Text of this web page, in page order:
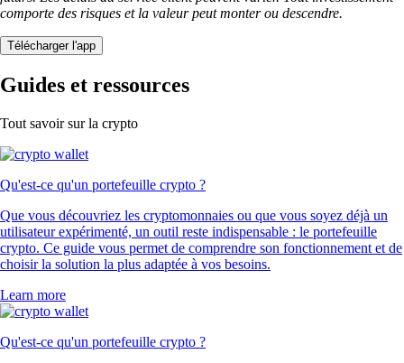
comporte des risques et la valeur peut monter ou descendre.
Télécharger l'app
Guides et ressources
Tout savoir sur la crypto
Qu'est-ce qu'un portefeuille crypto ?
Que vous découvriez les cryptomonnaies ou que vous soyez déjà un
utilisateur expérimenté, un outil reste indispensable : le portefeuille
crypto. Ce guide vous permet de comprendre son fonctionnement et de
choisir la solution la plus adaptée à vos besoins.
Learn more
Qu'est-ce qu'un portefeuille crypto ?